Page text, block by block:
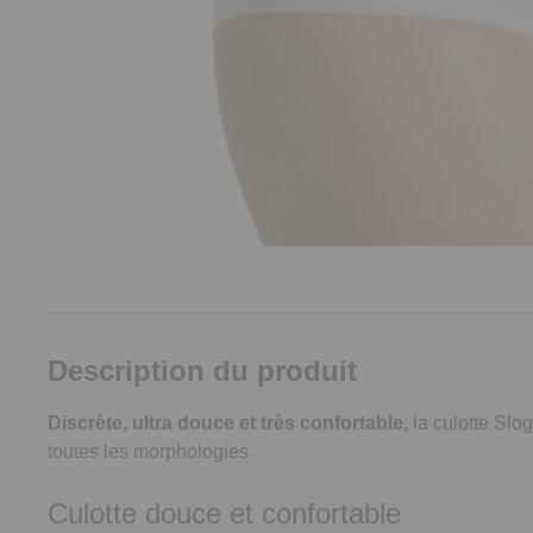
Description du produit
Discrète, ultra douce et très confortable, la culotte
toutes les morphologies.
Culotte douce et confortable